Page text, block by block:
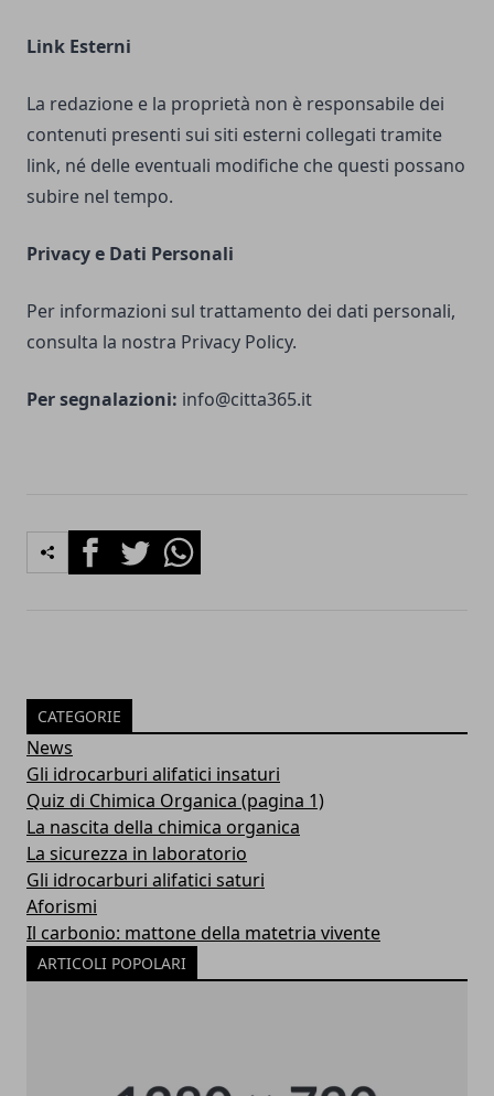
Link Esterni
La redazione e la proprietà non è responsabile dei
contenuti presenti sui siti esterni collegati tramite
link, né delle eventuali modifiche che questi possano
subire nel tempo.
Privacy e Dati Personali
Per informazioni sul trattamento dei dati personali,
consulta la nostra Privacy Policy.
Per segnalazioni: info@citta365.it
FacebookTwitterWhatsapp
CATEGORIE
News
Gli idrocarburi alifatici insaturi
Quiz di Chimica Organica (pagina 1)
La nascita della chimica organica
La sicurezza in laboratorio
Gli idrocarburi alifatici saturi
Aforismi
Il carbonio: mattone della matetria vivente
ARTICOLI POPOLARI